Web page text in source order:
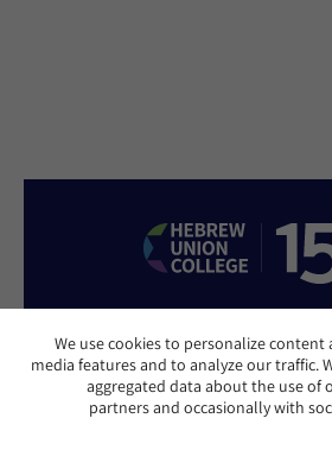
We use cookies to personalize content
media features and to analyze our traffic.
aggregated data about the use of
partners and occasionally with
APPLY NOW